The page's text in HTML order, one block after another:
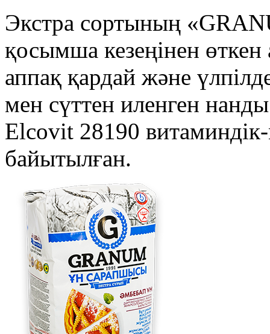
Экстра сортының
қосымша кезеңінен өткен
аппақ қардай және
мен сүттен иленген
Elcovit 28190
байытылған.